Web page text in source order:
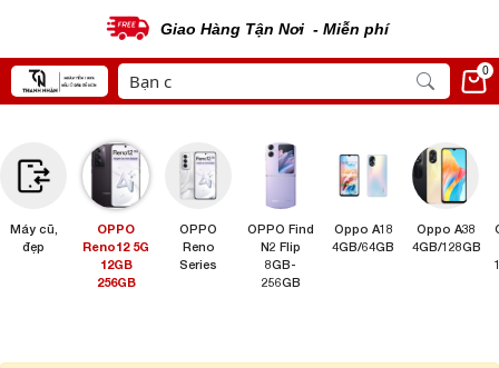
Giao Hàng Tận Nơi - Miễn phí
0
Máy cũ,
đẹp
OPPO
Reno12 5G
12GB
256GB
OPPO
Reno
Series
OPPO Find
N2 Flip
8GB-
256GB
Oppo A18
4GB/64GB
Oppo A38
4GB/128GB